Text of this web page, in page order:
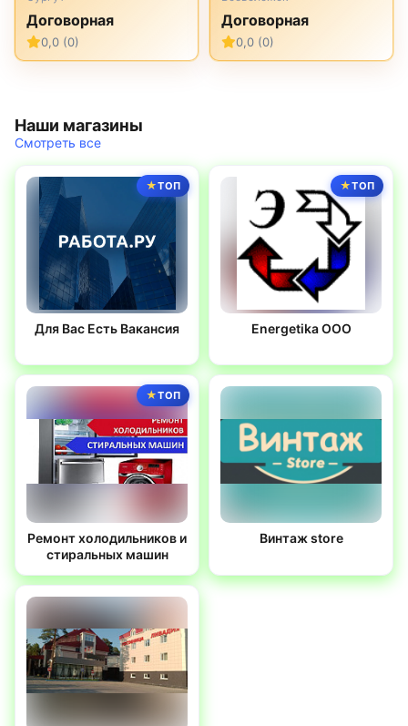
Договорная
0,0 (0)
другую химию
неликвиды
Договорная
0,0 (0)
Наши магазины
Смотреть все
ТОП
Для Вас Есть Вакансия
ТОП
Energetika OOO
ТОП
Ремонт холодильников и
стиральных машин
Винтаж store